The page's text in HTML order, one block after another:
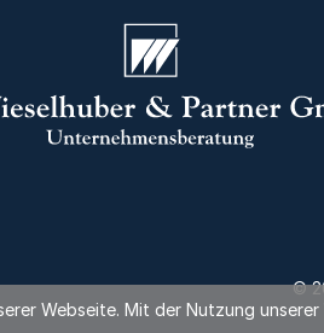
©
Webseite. Mit der Nutzung